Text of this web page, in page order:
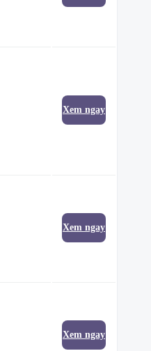
Xem ngay
Xem ngay
Xem ngay